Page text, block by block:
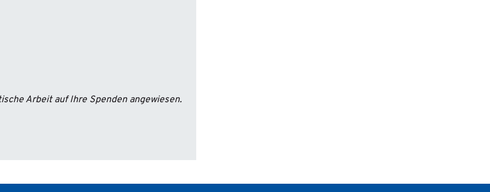
Arbeit auf Ihre Spenden angewiesen.